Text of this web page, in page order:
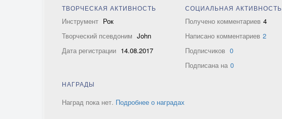
ТВОРЧЕСКАЯ АКТИВНОСТЬ
Инструмент Рок
Творческий псевдоним John
Дата регистрации 14.08.2017
СОЦИАЛЬНАЯ АКТИВНОСТЬ
Получено комментариев 4
Написано комментариев 2
Подписчиков 0
Подписана на 0
НАГРАДЫ
Наград пока нет. Подробнее о наградах